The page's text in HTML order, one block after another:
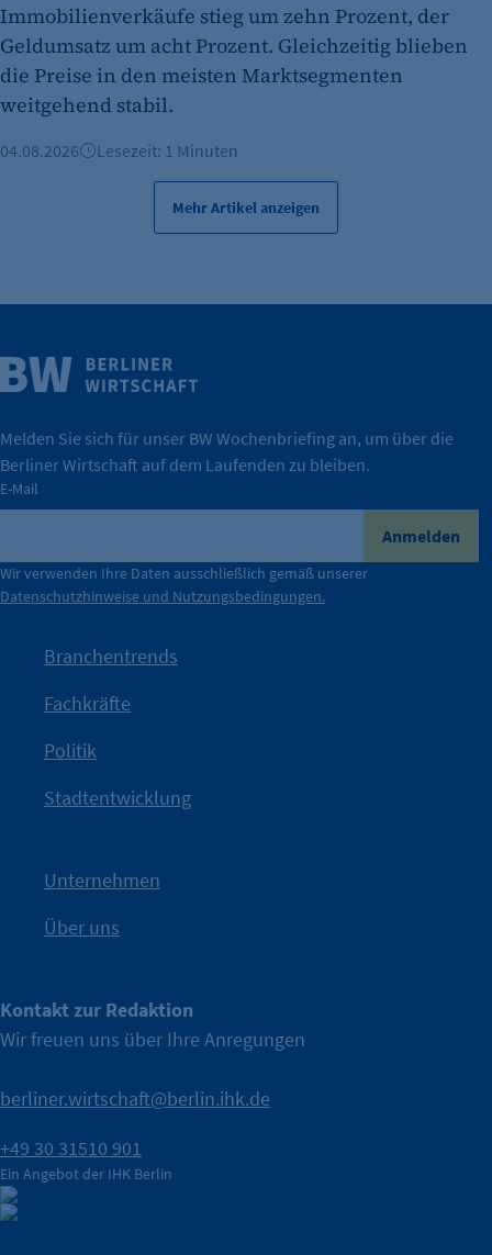
Name:
isSdEnabled
Anbieter:
etracker GmbH
Erkennung, ob bei dem Besucher die
Scrolltiefe gemessen wird.
24 Std.
IHK Berlin. Offizieller Unterstützer der Berliner Wirtschaft.
Nach einer aufmerksamkeitsstarken Teaserphase geht die
Kampagne der IHK Berlin in die nächste Stufe. Mit
IHK?“wurde bewusst Neugier geweckt und Gespräche
mit Haltung.
Die Unternehmer stehen stellvertretend für die Vielfalt
der Berliner Wirtschaft.
Durch ihre Perspektiven wird deutlich, was der Claim
konkret bedeutet – und wie die IHK Berlin Unternehmen
tatsächlich unterstützt.
Wirtschaft.
Weitere Infos
Immobilienverkäufe stieg um zehn Prozent, der
Geldumsatz um acht Prozent. Gleichzeitig blieben
die Preise in den meisten Marktsegmenten
weitgehend stabil.
04.08.2026 Lesezeit: 1 Minuten
Mehr Artikel anzeigen
Melden Sie sich für unser BW Wochenbriefing an, um über die
Berliner Wirtschaft auf dem Laufenden zu bleiben.
E-Mail
Anmelden
Wir verwenden Ihre Daten ausschließlich gemäß unserer
Datenschutzhinweise und Nutzungsbedingungen.
Branchentrends
Fachkräfte
Politik
Stadtentwicklung
Unternehmen
Über uns
Kontakt zur Redaktion
Wir freuen uns über Ihre Anregungen
berliner.wirtschaft@berlin.ihk.de
+49 30 31510 901
Ein Angebot der IHK Berlin